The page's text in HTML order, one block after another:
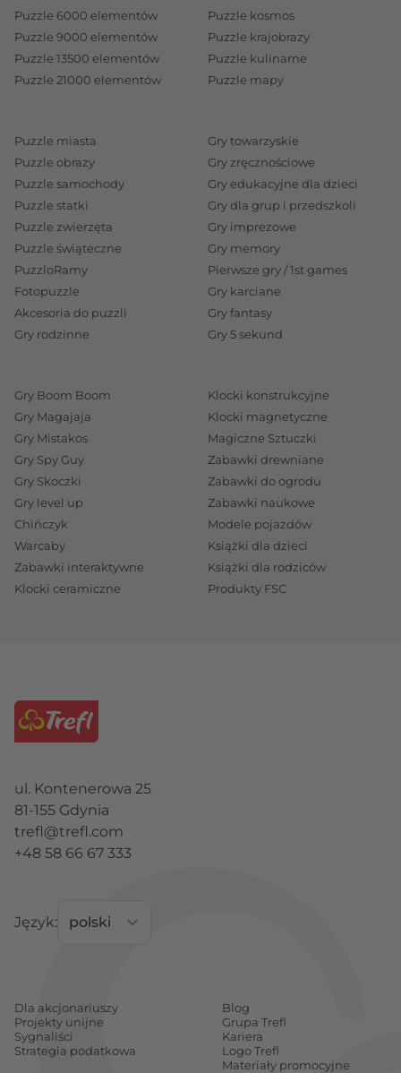
Puzzle 6000 elementów
Puzzle 9000 elementów
Puzzle 13500 elementów
Puzzle 21000 elementów
Puzzle kosmos
Puzzle krajobrazy
Puzzle kulinarne
Puzzle mapy
Puzzle miasta
Puzzle obrazy
Puzzle samochody
Puzzle statki
Puzzle zwierzęta
Puzzle świąteczne
PuzzloRamy
Fotopuzzle
Akcesoria do puzzli
Gry rodzinne
Gry towarzyskie
Gry zręcznościowe
Gry edukacyjne dla dzieci
Gry dla grup i przedszkoli
Gry imprezowe
Gry memory
Pierwsze gry / 1st games
Gry karciane
Gry fantasy
Gry 5 sekund
Gry Boom Boom
Gry Magajaja
Gry Mistakos
Gry Spy Guy
Gry Skoczki
Gry level up
Chińczyk
Warcaby
Zabawki interaktywne
Klocki ceramiczne
Klocki konstrukcyjne
Klocki magnetyczne
Magiczne Sztuczki
Zabawki drewniane
Zabawki do ogrodu
Zabawki naukowe
Modele pojazdów
Książki dla dzieci
Książki dla rodziców
Produkty FSC
ul. Kontenerowa 25
81-155 Gdynia
trefl@trefl.com
+48 58 66 67 333
Język:
Dla akcjonariuszy
Projekty unijne
Sygnaliści
Strategia podatkowa
Blog
Grupa Trefl
Kariera
Logo Trefl
Materiały promocyjne